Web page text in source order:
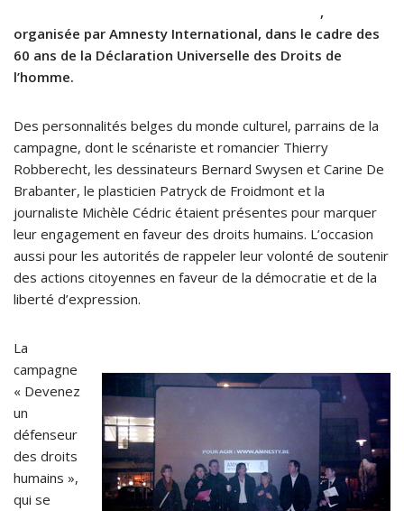
,
organisée par Amnesty International, dans le cadre des
60 ans de la Déclaration Universelle des Droits de
l’homme.
Des personnalités belges du monde culturel, parrains de la
campagne, dont le scénariste et romancier Thierry
Robberecht, les dessinateurs Bernard Swysen et Carine De
Brabanter, le plasticien Patryck de Froidmont et la
journaliste Michèle Cédric étaient présentes pour marquer
leur engagement en faveur des droits humains. L’occasion
aussi pour les autorités de rappeler leur volonté de soutenir
des actions citoyennes en faveur de la démocratie et de la
liberté d’expression.
La
campagne
« Devenez
un
défenseur
des droits
humains »,
qui se